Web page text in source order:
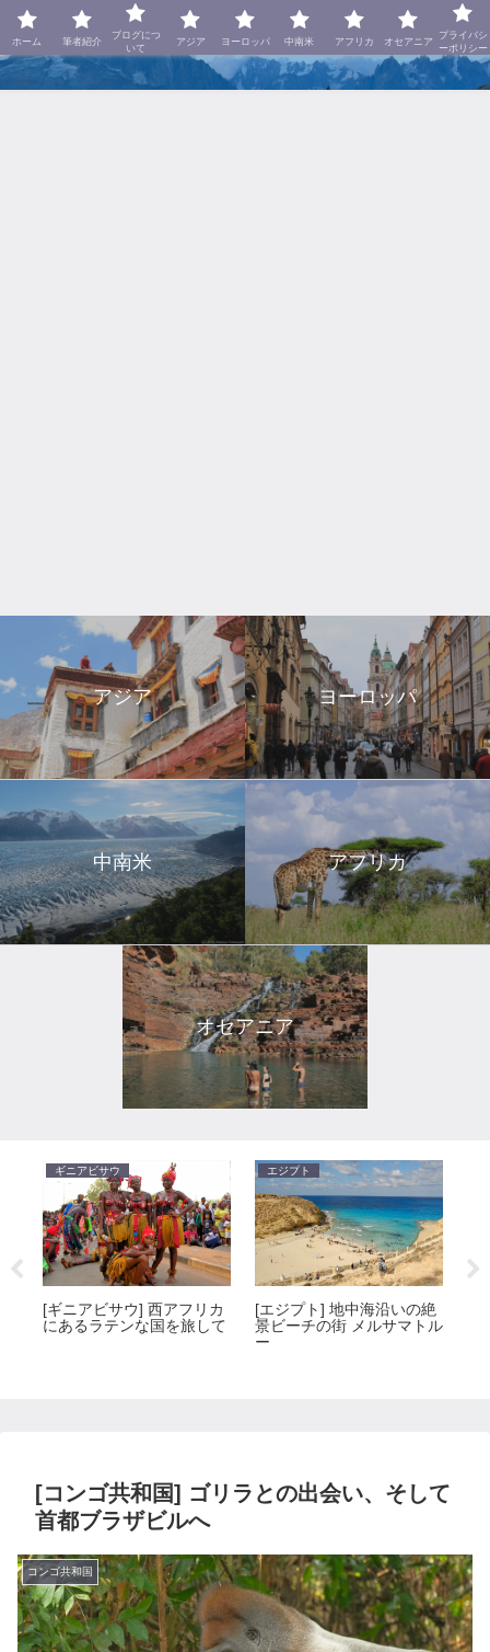
美しき世界に呼ばれて
アジア ヨーロッパ
中南米 アフリカ
オセアニア
ギニアビサウ
[ギニアビサウ] 西アフリカ
にあるラテンな国を旅して
エジプト
[エジプト] 地中海沿いの絶
景ビーチの街 メルサマトル
ー
[コンゴ共和国] ゴリラとの出会い、そして
首都ブラザビルへ
コンゴ共和国
ホーム 筆者紹介
ブログにつ
いて
アジア ヨーロッパ 中南米 アフリカ オセアニア
プライバシ
ーポリシー